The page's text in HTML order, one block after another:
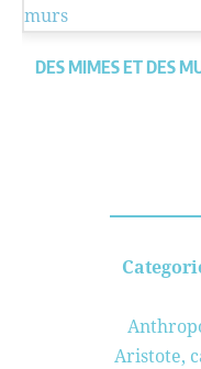
DES MIMES ET DES
Aristote,